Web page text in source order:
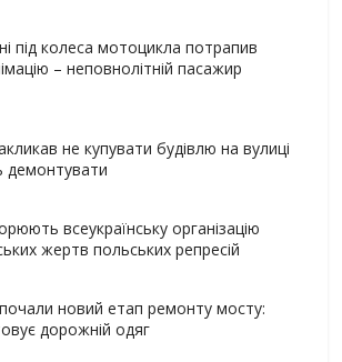
під колеса мотоцикла потрапив
– неповнолітній пасажир
не купувати будівлю на вулиці
демонтувати
всеукраїнську організацію
жертв польських репресій
новий етап ремонту мосту:
дорожній одяг